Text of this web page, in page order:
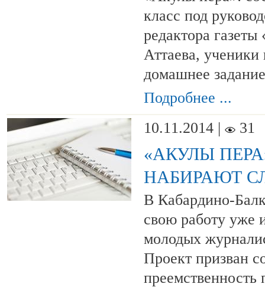
класс под
редактора
Аттаева,
домашнее
Подробнее ...
10.11.2014 |
31
«АКУЛЫ
НАБИРАЮТ
В Кабардино-
свою работу уже
молодых
Проект призван